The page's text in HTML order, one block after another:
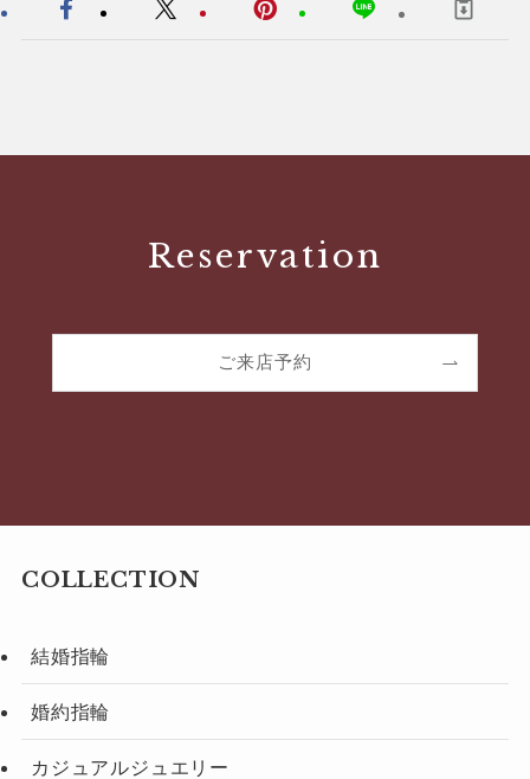
Reservation
ご来店予約
COLLECTION
結婚指輪
婚約指輪
カジュアルジュエリー